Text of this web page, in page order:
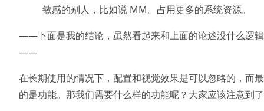
敏感的别人，比如说 MM。占用更多的系统资源。
——下面是我的结论，虽然看起来和上面的论述没什么逻
——
在长期使用的情况下，配置和视觉效果是可以忽略的，而
的是功能。那我们需要什么样的功能呢？大家应该注意到